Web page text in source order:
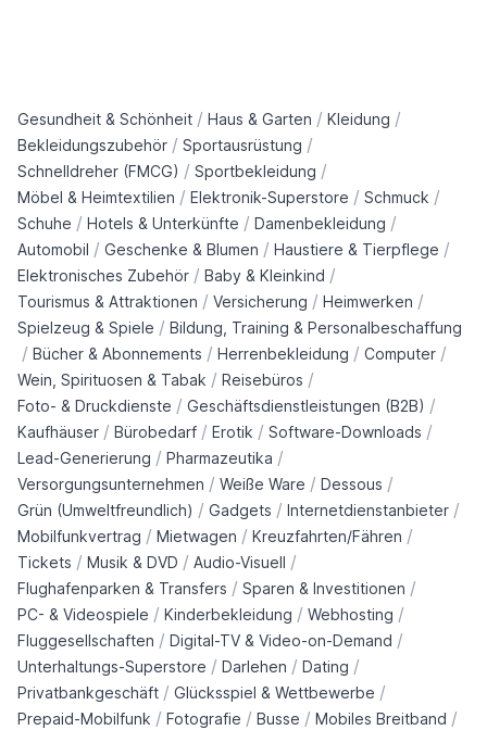
Gesundheit & Schönheit / Haus & Garten / Kleidung /
Bekleidungszubehör / Sportausrüstung /
Schnelldreher (FMCG) / Sportbekleidung /
Möbel & Heimtextilien / Elektronik-Superstore / Schmuck /
Schuhe / Hotels & Unterkünfte / Damenbekleidung /
Automobil / Geschenke & Blumen / Haustiere & Tierpflege /
Elektronisches Zubehör / Baby & Kleinkind /
Tourismus & Attraktionen / Versicherung / Heimwerken /
Spielzeug & Spiele / Bildung, Training & Personalbeschaffung
/ Bücher & Abonnements / Herrenbekleidung / Computer /
Wein, Spirituosen & Tabak / Reisebüros /
Foto- & Druckdienste / Geschäftsdienstleistungen (B2B) /
Kaufhäuser / Bürobedarf / Erotik / Software-Downloads /
Lead-Generierung / Pharmazeutika /
Versorgungsunternehmen / Weiße Ware / Dessous /
Grün (Umweltfreundlich) / Gadgets / Internetdienstanbieter /
Mobilfunkvertrag / Mietwagen / Kreuzfahrten/Fähren /
Tickets / Musik & DVD / Audio-Visuell /
Flughafenparken & Transfers / Sparen & Investitionen /
PC- & Videospiele / Kinderbekleidung / Webhosting /
Fluggesellschaften / Digital-TV & Video-on-Demand /
Unterhaltungs-Superstore / Darlehen / Dating /
Privatbankgeschäft / Glücksspiel & Wettbewerbe /
Prepaid-Mobilfunk / Fotografie / Busse / Mobiles Breitband /